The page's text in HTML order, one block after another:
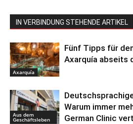
IN VERBINDUNG STEHENDE ARTIKEL
Axarquía
Fünf Tipps für
Axarquía abseits
Aus dem
Geschäftsleben
Warum immer
German Clinic